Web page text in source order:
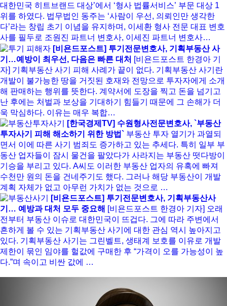
대한민국 히트브랜드 대상’에서 ‘형사 법률서비스’ 부문 대상 1
위를 하였다. 법무법인 동주는 ‘사람이 우선, 의뢰인만 생각한
다’라는 창립 초기 이념을 유지하며, 이세환 형사 전문 대표 변호
사를 필두로 조원진 파트너 변호사, 이세진 파트너 변호사…
[비욘드포스트] 투기전문변호사, 기획부동산 사
기…예방이 최우선, 다음은 빠른 대처 [비욘드포스트 한경아 기
자] 기획부동산 사기 피해 사례가 끝이 없다. 기획부동산 사기란
개발이 불가능한 땅을 거짓된 호재와 전망으로 투자자에게 소개
해 판매하는 행위를 뜻한다. 계약서에 도장을 찍고 돈을 넘기고
난 후에는 처벌과 보상을 기대하기 힘들기 때문에 그 손해가 더
욱 막심하다. 이유는 매우 복합…
[한국경제TV] 수원형사전문변호사, `부동산
투자사기 피해 해소하기 위한 방법` 부동산 투자 열기가 과열되
면서 이에 따른 사기 범죄도 증가하고 있는 추세다. 특히 일부 부
동산 업자들이 잠시 물건을 팔았다가 사라지는 부동산 떳다방이
기승을 부리고 있다. A씨도 이러한 부동산 업자의 유혹에 빠져
수천만 원의 돈을 건네주기도 했다. 그러나 해당 부동산이 개발
계획 자체가 없고 아무런 가치가 없는 것으로 …
[비욘드포스트] 투기전문변호사, 기획부동산사
기… 예방과 대처 모두 중요해 [비욘드포스트 한경아 기자] 오래
전부터 부동산 이슈로 대한민국이 뜨겁다. 그에 따라 주변에서
흔하게 볼 수 있는 기획부동산 사기에 대한 관심 역시 높아지고
있다. 기획부동산 사기는 그린벨트, 생태계 보호를 이유로 개발
제한이 묶인 임야를 헐값에 구매한 후 “가격이 오를 가능성이 높
다.”며 속이고 비싼 값에 …